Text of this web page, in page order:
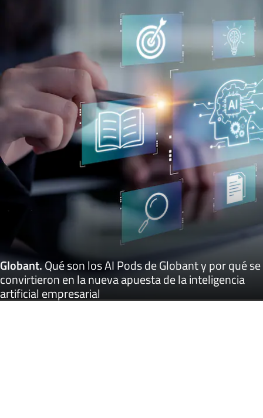
Globant.Qué son los AI Pods de Globant y por qué se
convirtieron en la nueva apuesta de la inteligencia
artificial empresarial